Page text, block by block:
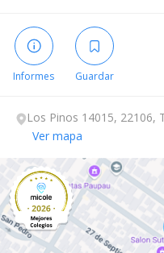
Informes Guardar
Los Pinos 14015, 22106,
Ver mapa